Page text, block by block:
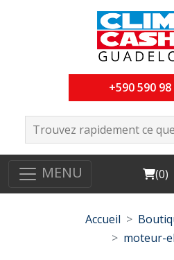
+590 590
MENU Cart
(0)
Accueil
moteur-